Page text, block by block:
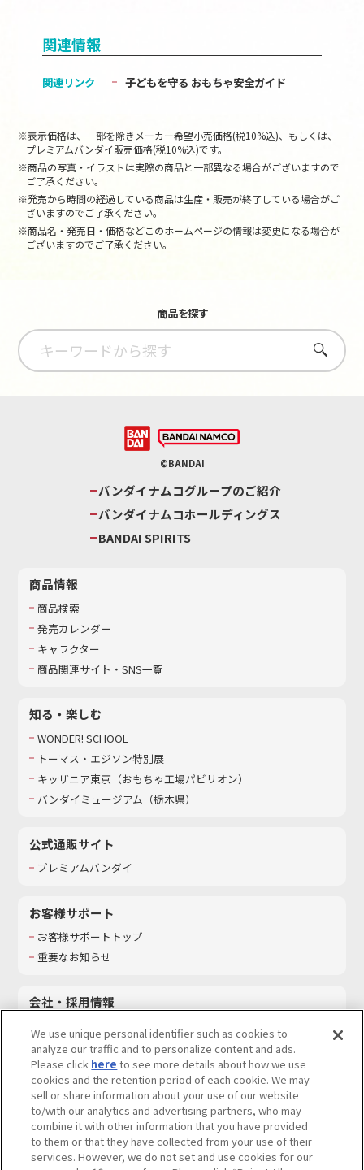
関連情報
関連リンク 子どもを守る おもちゃ安全ガイド
※表示価格は、一部を除きメーカー希望小売価格(税10%込)、もしくは、
プレミアムバンダイ販売価格(税10%込)です。
※商品の写真・イラストは実際の商品と一部異なる場合がございますので
ご了承ください。
※発売から時間の経過している商品は生産・販売が終了している場合がご
ざいますのでご了承ください。
※商品名・発売日・価格などこのホームページの情報は変更になる場合が
ございますのでご了承ください。
商品を探す
さがす
©BANDAI
バンダイナムコグループのご紹介
バンダイナムコホールディングス
BANDAI SPIRITS
商品情報
商品検索
発売カレンダー
キャラクター
商品関連サイト・SNS一覧
知る・楽しむ
WONDER! SCHOOL
トーマス・エジソン特別展
キッザニア東京（おもちゃ工場パビリオン）​
バンダイミュージアム（栃木県）
公式通販サイト
プレミアムバンダイ
お客様サポート
お客様サポートトップ
重要なお知らせ
会社・採用情報
採用情報
サステナビリティ
お問い合わせ
ウェブサイトご利用条件 ソーシャルメディアポリシー
We use unique personal identifier such as cookies to
analyze our traffic and to personalize content and ads.
Please click here to see more details about how we use
cookies and the retention period of each cookie. We may
sell or share information about your use of our website
to/with our analytics and advertising partners, who may
combine it with other information that you have provided
to them or that they have collected from your use of their
services. However, we do not set and use cookies for our